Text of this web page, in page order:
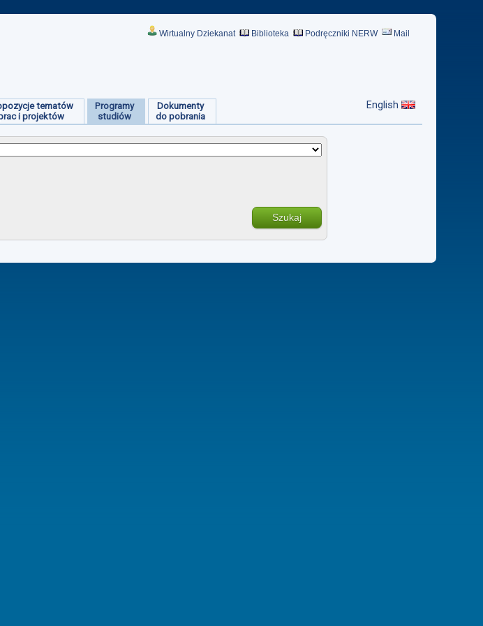
Wirtualny Dziekanat Biblioteka Podręczniki NERW Mail
tematów
i projektów
Programy
studiów
Dokumenty
do pobrania
English